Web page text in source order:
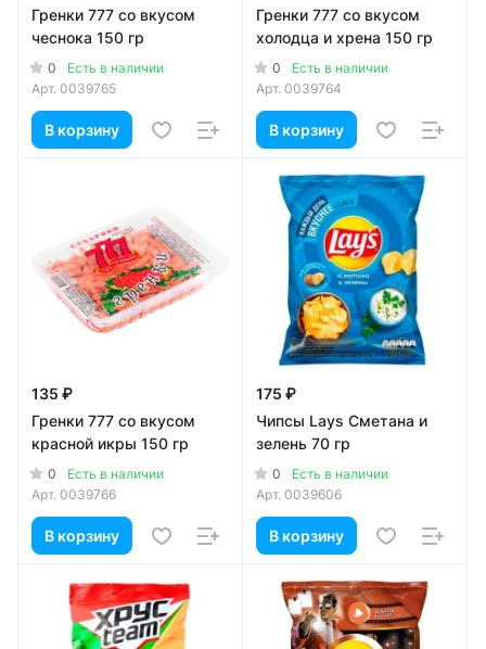
Гренки 777 со вкусом
чеснока 150 гр
0
Есть в наличии
Арт. 0039765
В корзину
Гренки 777 со вкусом
холодца и хрена 150 гр
0
Есть в наличии
Арт. 0039764
В корзину
135 ₽
Гренки 777 со вкусом
красной икры 150 гр
0
Есть в наличии
Арт. 0039766
В корзину
175 ₽
Чипсы Lays Сметана и
зелень 70 гр
0
Есть в наличии
Арт. 0039606
В корзину